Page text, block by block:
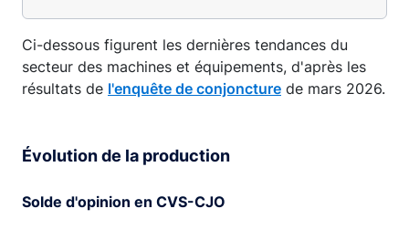
Ci-dessous figurent les dernières tendances du
secteur des machines et équipements, d'après les
résultats de l'enquête de conjoncture de mars 2026.
Évolution de la production
Solde d'opinion en CVS-CJO